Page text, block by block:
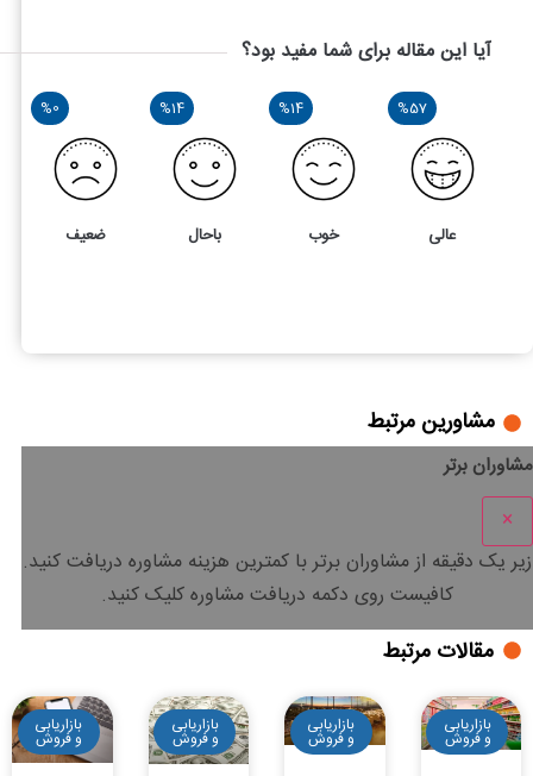
آیا این مقاله برای شما مفید بود؟
%57
عالی
%14
خوب
%14
باحال
%0
ضعیف
مشاورین مرتبط
مشاوران برتر
×
زیر یک دقیقه از مشاوران برتر باکمترین هزینه مشاوره دریافت کنید.
کافیست روی دکمه دریافت مشاوره کلیک کنید.
مقالات مرتبط
بازاریابی
و فروش
بازاریابی
و فروش
بازاریابی
و فروش
بازاریابی
و فروش